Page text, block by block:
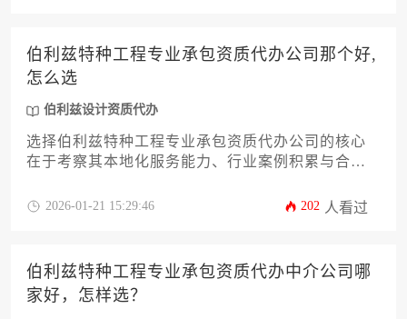
伯利兹特种工程专业承包资质代办公司那个好,
怎么选
伯利兹设计资质代办
选择伯利兹特种工程专业承包资质代办公司的核心
在于考察其本地化服务能力、行业案例积累与合规
透明度及售后服务体系进行综合决策，其中涉及伯
2026-01-21 15:29:46 202 人看过
伯利兹特种工程专业承包资质代办中介公司哪
家好，怎样选？